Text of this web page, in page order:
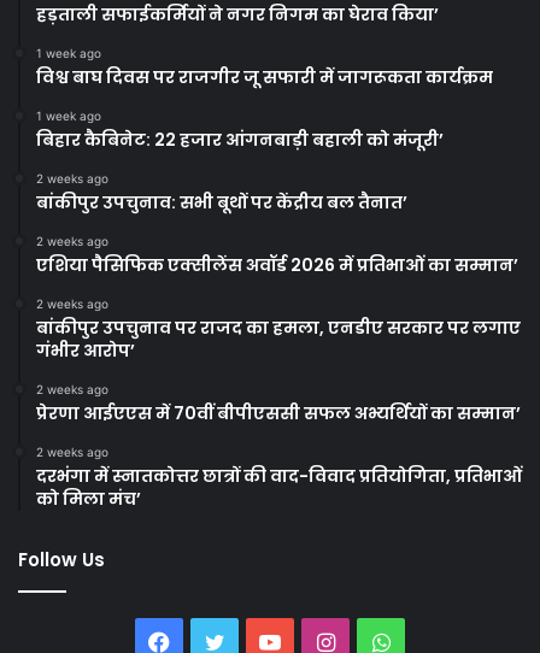
हड़ताली सफाईकर्मियों ने नगर निगम का घेराव किया’
1 week ago
विश्व बाघ दिवस पर राजगीर जू सफारी में जागरूकता कार्यक्रम
1 week ago
बिहार कैबिनेट: 22 हजार आंगनबाड़ी बहाली को मंजूरी’
2 weeks ago
बांकीपुर उपचुनाव: सभी बूथों पर केंद्रीय बल तैनात’
2 weeks ago
एशिया पैसिफिक एक्सीलेंस अवॉर्ड 2026 में प्रतिभाओं का सम्मान’
2 weeks ago
बांकीपुर उपचुनाव पर राजद का हमला, एनडीए सरकार पर लगाए
गंभीर आरोप’
2 weeks ago
प्रेरणा आईएएस में 70वीं बीपीएससी सफल अभ्यर्थियों का सम्मान’
2 weeks ago
दरभंगा में स्नातकोत्तर छात्रों की वाद-विवाद प्रतियोगिता, प्रतिभाओं
को मिला मंच’
Follow Us
Facebook
TwitterYouTubeInstagramWhatsApp